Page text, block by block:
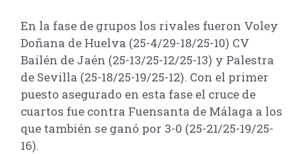
En la fase de grupos los rivales fueron Voley
Doñana de Huelva (25-4/29-18/25-10) CV
Bailén de Jaén (25-13/25-12/25-13) y Palestra
de Sevilla (25-18/25-19/25-12). Con el primer
puesto asegurado en esta fase el cruce de
cuartos fue contra Fuensanta de Málaga a los
que también se ganó por 3-0 (25-21/25-19/25-
16).